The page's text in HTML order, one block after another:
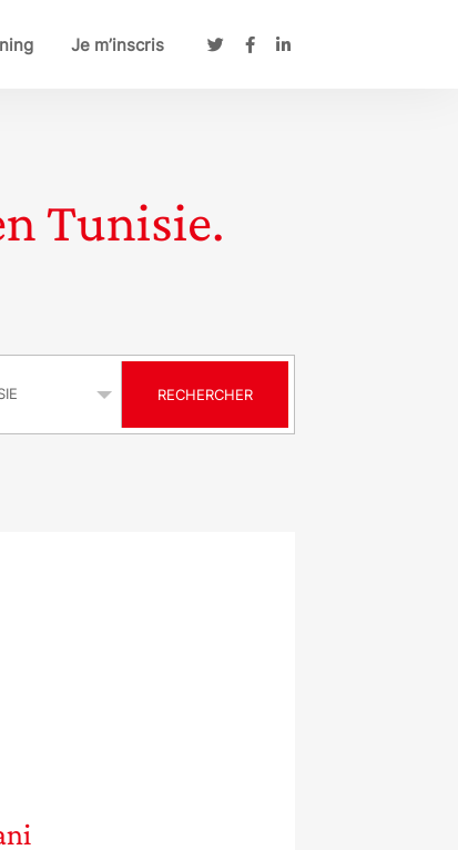
Je m’inscris
Tunisie.
RECHERCHER